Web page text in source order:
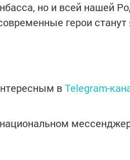
но и всей нашей
герои
вTelegram-